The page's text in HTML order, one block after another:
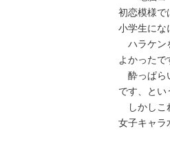
初恋模様で
小学生にな
ハラケン
よかったで
酔っぱら
です、とい
しかしこ
女子キャラ